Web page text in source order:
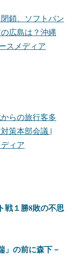
鎖、ソフトバン
広島は？沖縄
スメディア
らの旅行客多
策本部会議 |
ィア
戦１勝8敗の不思
」の前に森下－